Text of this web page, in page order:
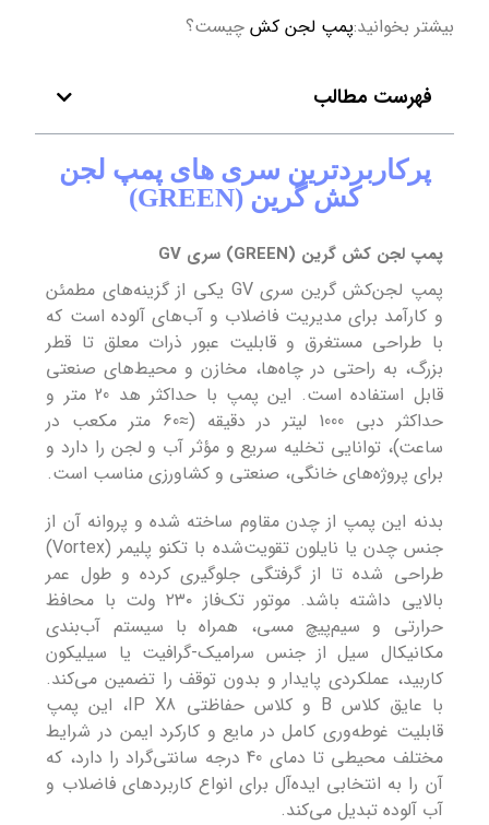
بیشتر بخوانید:پمپ لجن کش چیست؟
فهرست مطالب
پرکاربردترین سری های پمپ لجن
کش گرین (GREEN)
پمپ لجن کش گرین (GREEN) سری GV
پمپ لجن‌کش گرین سری GV یکی از گزینه‌های مطمئن
و کارآمد برای مدیریت فاضلاب و آب‌های آلوده است که
با طراحی مستغرق و قابلیت عبور ذرات معلق تا قطر
بزرگ، به راحتی در چاه‌ها، مخازن و محیط‌های صنعتی
قابل استفاده است. این پمپ با حداکثر هد 20 متر و
حداکثر دبی 1000 لیتر در دقیقه (≈60 متر مکعب در
ساعت)، توانایی تخلیه سریع و مؤثر آب و لجن را دارد و
برای پروژه‌های خانگی، صنعتی و کشاورزی مناسب است.
بدنه این پمپ از چدن مقاوم ساخته شده و پروانه آن از
جنس چدن یا نایلون تقویت‌شده با تکنو پلیمر (Vortex)
طراحی شده تا از گرفتگی جلوگیری کرده و طول عمر
بالایی داشته باشد. موتور تک‌فاز ۲۳۰ ولت با محافظ
حرارتی و سیم‌پیچ مسی، همراه با سیستم آب‌بندی
مکانیکال سیل از جنس سرامیک-گرافیت یا سیلیکون
کاربید، عملکردی پایدار و بدون توقف را تضمین می‌کند.
با عایق کلاس B و کلاس حفاظتی IP X8، این پمپ
قابلیت غوطه‌وری کامل در مایع و کارکرد ایمن در شرایط
مختلف محیطی تا دمای 40 درجه سانتی‌گراد را دارد، که
آن را به انتخابی ایده‌آل برای انواع کاربردهای فاضلاب و
آب آلوده تبدیل می‌کند.